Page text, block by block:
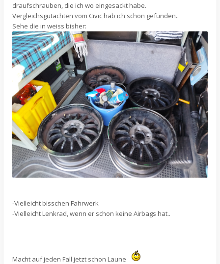
draufschrauben, die ich wo eingesackt habe.
Vergleichsgutachten vom Civic hab ich schon gefunden..
Sehe die in weiss bisher:
-Vielleicht bisschen Fahrwerk
-Vielleicht Lenkrad, wenn er schon keine Airbags hat..
Macht auf jeden Fall jetzt schon Laune